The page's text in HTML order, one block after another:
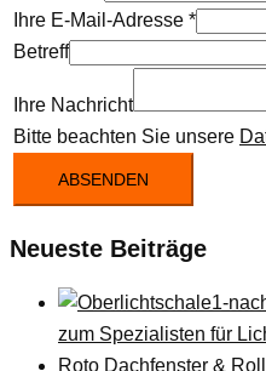
Ihre E-Mail-Adresse *
Betreff
Ihre Nachricht
Bitte beachten Sie unsere
ABSENDEN
Neueste Beiträge
zum Spezialisten für
Roto Dachfenster &